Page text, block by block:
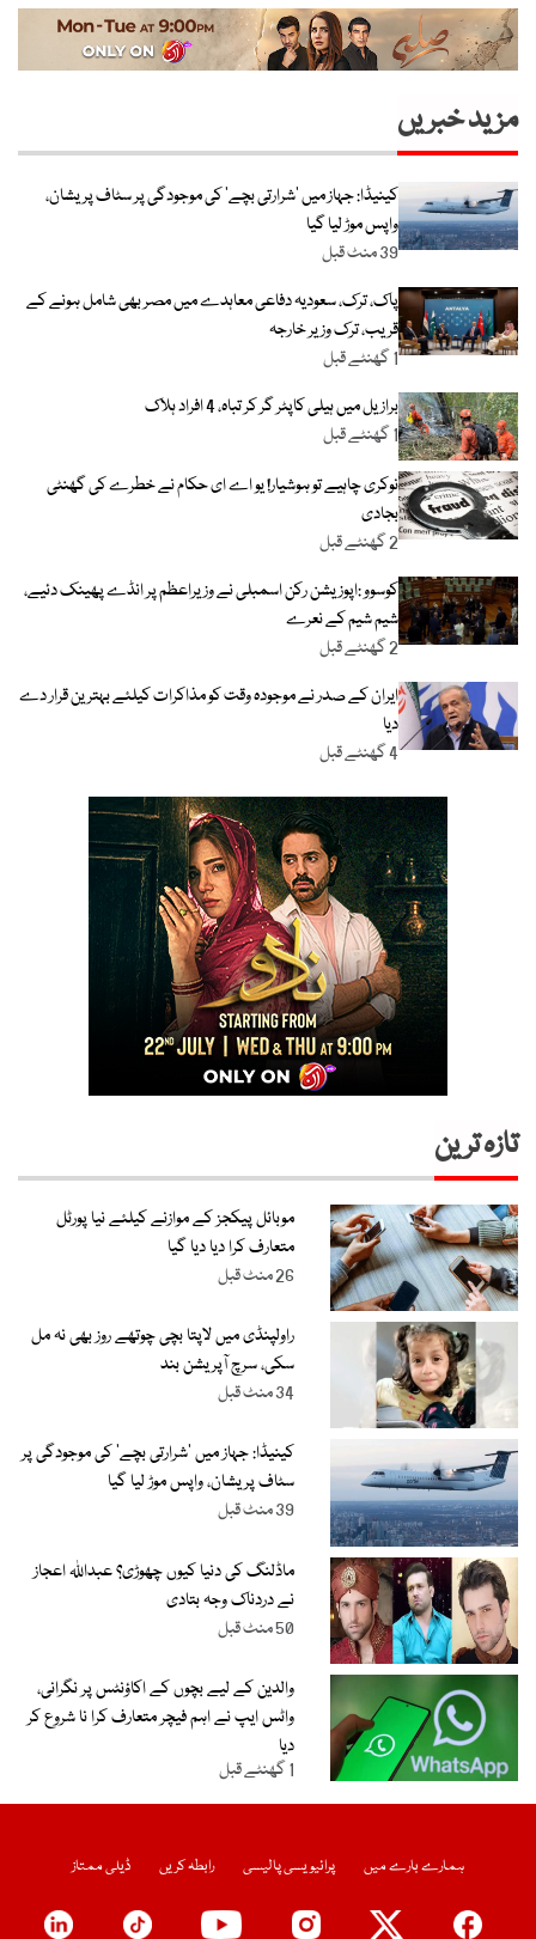
مزید خبریں
کینیڈا: جہاز میں ’شرارتی بچے‘ کی موجودگی پر سٹاف پریشان،
واپس موڑ لیا گیا
39 منٹ قبل
پاک، ترک، سعودیہ دفاعی معاہدے میں مصر بھی شامل ہونے کے
قریب، ترک وزیر خارجہ
1 گھنٹے قبل
برازیل میں ہیلی کاپٹر گر کر تباہ، 4 افراد ہلاک
1 گھنٹے قبل
نوکری چاہیے تو ہوشیار! یو اے ای حکام نے خطرے کی گھنٹی
بجادی
2 گھنٹے قبل
کوسوو :اپوزیشن رکن اسمبلی نے وزیراعظم پر انڈے پھینک دئیے،
شیم شیم کے نعرے
2 گھنٹے قبل
ایران کے صدر نے موجودہ وقت کو مذاکرات کیلئے بہترین قرار دے
دیا
4 گھنٹے قبل
تازہ ترین
موبائل پیکجز کے موازنے کیلئے نیا پورٹل
متعارف کرا دیا دیا گیا
26 منٹ قبل
راولپنڈی میں لاپتا بچی چوتھے روز بھی نہ مل
سکی، سرچ آپریشن بند
34 منٹ قبل
کینیڈا: جہاز میں ’شرارتی بچے‘ کی موجودگی پر
سٹاف پریشان، واپس موڑ لیا گیا
39 منٹ قبل
ماڈلنگ کی دنیا کیوں چھوڑی؟ عبداللہ اعجاز
نے دردناک وجہ بتادی
50 منٹ قبل
والدین کے لیے بچوں کے اکاؤنٹس پر نگرانی،
واٹس ایپ نے اہم فیچر متعارف کرا نا شروع کر
دیا
1 گھنٹے قبل
ہمارے بارے میں پرائیویسی پالیسی رابطہ کریں ڈیلی ممتاز